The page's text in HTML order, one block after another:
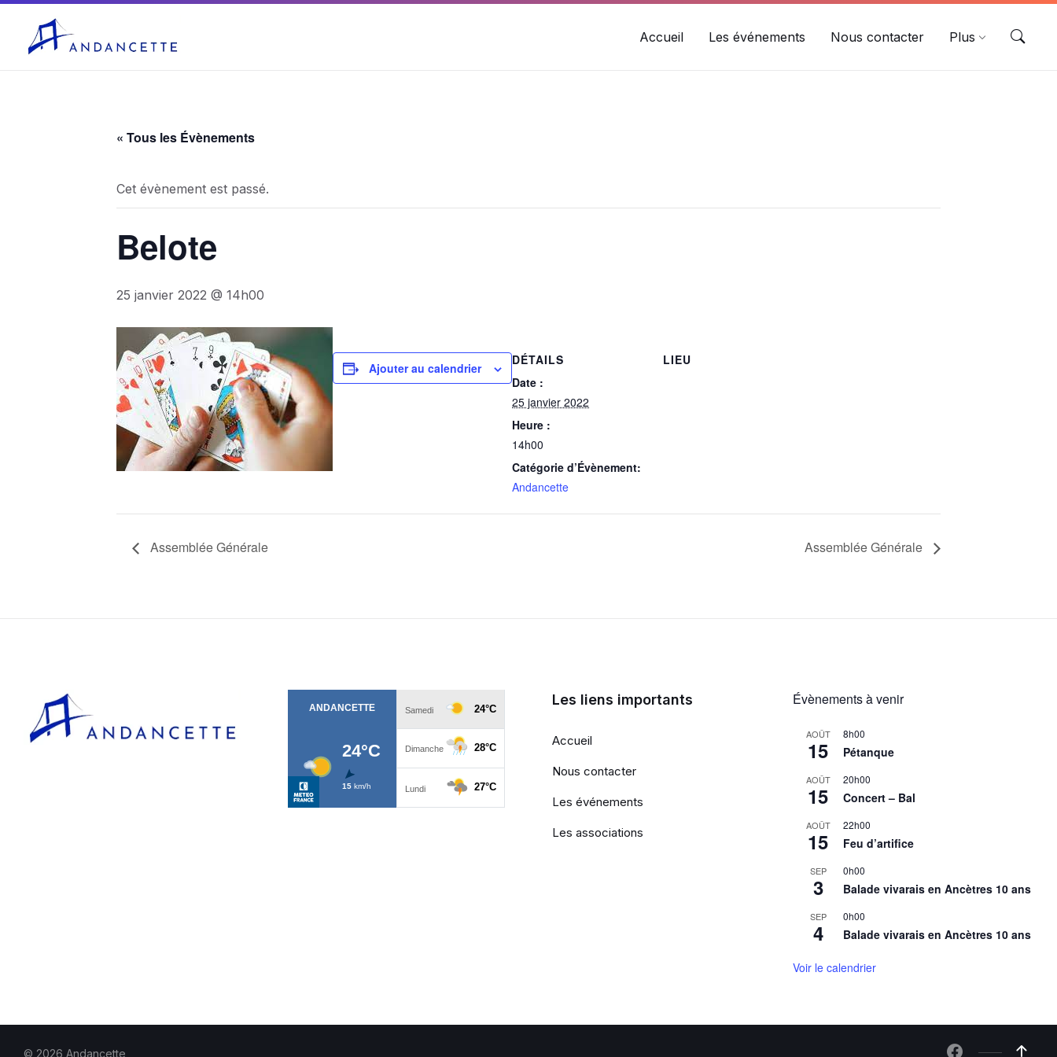
Accueil Les événements Nous contacter Plus
« Tous les Évènements
Cet évènement est passé.
Belote
25 janvier 2022 @ 14h00
Ajouter au calendrier
DÉTAILS
Date :
25 janvier 2022
Heure :
14h00
Catégorie d’Évènement:
Andancette
LIEU
Assemblée Générale Assemblée Générale
Les liens importants
Accueil
Nous contacter
Les événements
Les associations
Évènements à venir
AOÛT
15
8h00
Pétanque
AOÛT
15
20h00
Concert – Bal
AOÛT
15
22h00
Feu d’artifice
SEP
3
0h00
Balade vivarais en Ancètres 10 ans
SEP
4
0h00
Balade vivarais en Ancètres 10 ans
Voir le calendrier
© 2026 Andancette